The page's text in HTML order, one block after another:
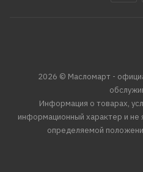
2026 © Масломарт -
Информация о товарах,
информационный характер и не
определяемой